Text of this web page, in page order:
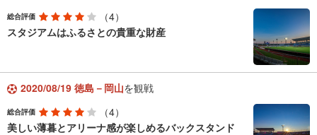
総合評価
（4）
スタジアムはふるさとの貴重な財産
2020/08/19 徳島－岡山を観戦
総合評価
（4）
美しい薄暮とアリーナ感が楽しめるバックスタンド